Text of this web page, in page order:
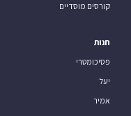
קורסים מוסדיים
חנות
פסיכומטרי
יעל
אמיר